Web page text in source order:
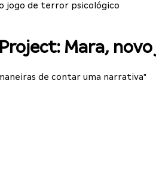
jogo de terror psicológico
Mara,
de contar uma narrativa"